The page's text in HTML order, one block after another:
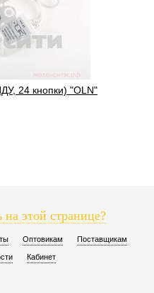
24 кнопки) "OLN"
этой странице?
Оптовикам Поставщикам
Кабинет